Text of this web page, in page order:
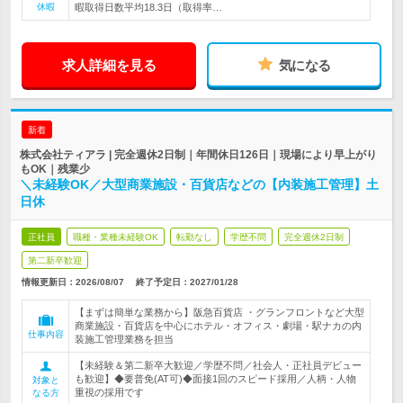
休暇
暇取得日数平均18.3日（取得率…
求人詳細を見る 気になる
新着
株式会社ティアラ | 完全週休2日制｜年間休日126日｜現場により早上がり
もOK｜残業少
＼未経験OK／大型商業施設・百貨店などの【内装施工管理】土
日休
正社員 職種・業種未経験OK 転勤なし 学歴不問 完全週休2日制
第二新卒歓迎
情報更新日：2026/08/07 終了予定日： 2027/01/28
仕事内容
【まずは簡単な業務から】阪急百貨店 ・グランフロントなど大型
商業施設・百貨店を中心にホテル・オフィス・劇場・駅ナカの内
装施工管理業務を担当
対象と
なる方
【未経験＆第二新卒大歓迎／学歴不問／社会人・正社員デビュー
も歓迎】◆要普免(AT可)◆面接1回のスピード採用／人柄・人物
重視の採用です